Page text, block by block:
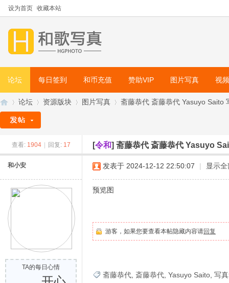
设为首页 收藏本站
论坛 每日签到 和币充值 赞助VIP 图片写真 视
»
论坛
›
资源版块 图片写真 斋藤恭代 斎藤恭代 Yasuyo Saito
查看: 1904 回复: 17 [令和] 斋藤恭代 斎藤恭代 Yasuyo
和小安
TA的每日心情
发表于 2024-12-12 22:50:07 | 显示
预览图
游客，如果您要查看本帖隐藏内容请回复
斋藤恭代 斎藤恭代 Yasuyo Saito 写